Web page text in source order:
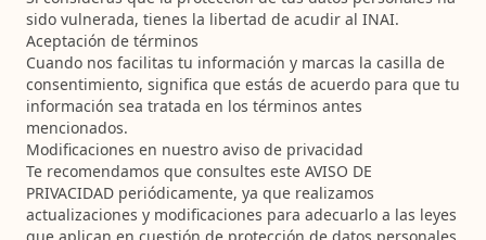
sido vulnerada, tienes la libertad de acudir al INAI.
Aceptación de términos
Cuando nos facilitas tu información y marcas la casilla de
consentimiento, significa que estás de acuerdo para que tu
información sea tratada en los términos antes
mencionados.
Modificaciones en nuestro aviso de privacidad
Te recomendamos que consultes este AVISO DE
PRIVACIDAD periódicamente, ya que realizamos
actualizaciones y modificaciones para adecuarlo a las leyes